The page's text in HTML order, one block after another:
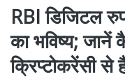
RBI डिजिटल
का भविष्य;
क्रिप्टोकरेंसी